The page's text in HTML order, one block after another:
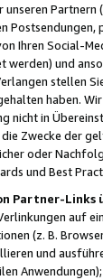
unseren
Ihren Social-
werden) und
stellen
haben.
nicht in
Zwecke der
oder
und Best
Partner-Links
auf
(z. B.
und